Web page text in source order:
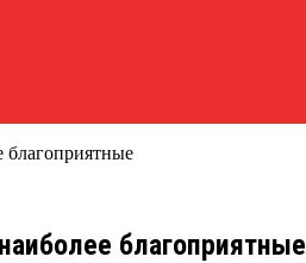
благоприятные
благоприятные